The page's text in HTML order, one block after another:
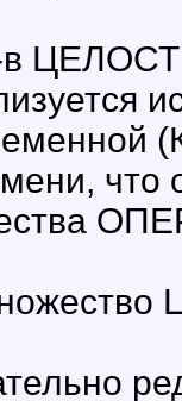
что